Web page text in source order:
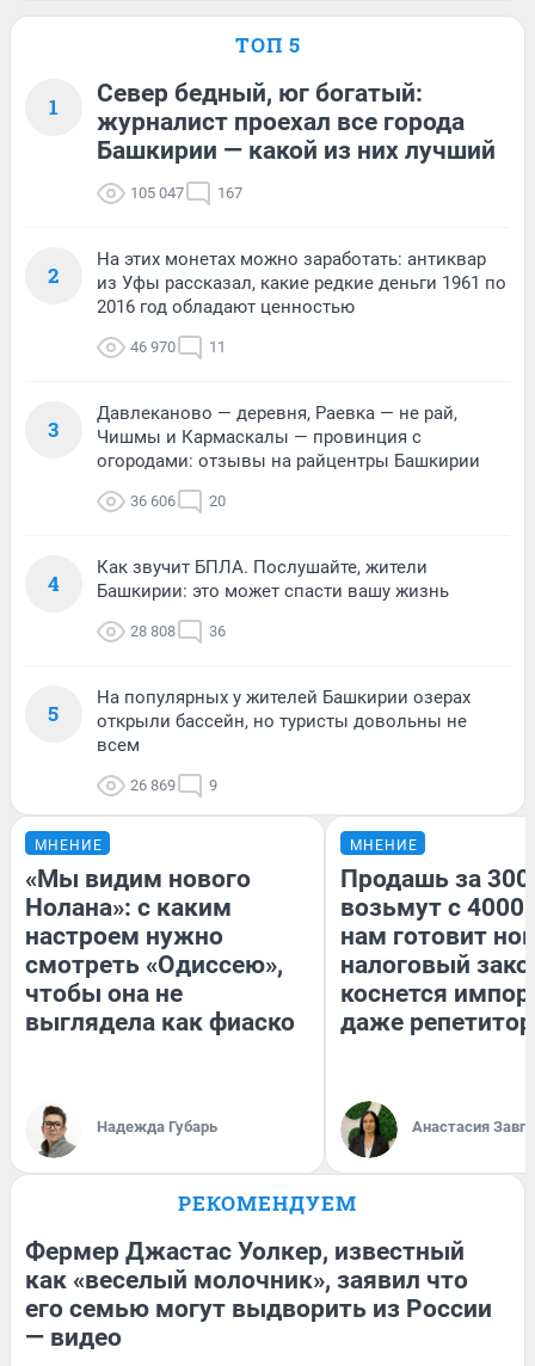
ТОП 5
1
Север бедный, юг богатый:
журналист проехал все города
Башкирии — какой из них лучший
105 047 167
2
На этих монетах можно заработать: антиквар
из Уфы рассказал, какие редкие деньги 1961 по
2016 год обладают ценностью
46 970 11
3
Давлеканово — деревня, Раевка — не рай,
Чишмы и Кармаскалы — провинция с
огородами: отзывы на райцентры Башкирии
36 606 20
4
Как звучит БПЛА. Послушайте, жители
Башкирии: это может спасти вашу жизнь
28 808 36
5
На популярных у жителей Башкирии озерах
открыли бассейн, но туристы довольны не
всем
26 869 9
МНЕНИЕ
«Мы видим нового
Нолана»: с каким
настроем нужно
смотреть «Одиссею»,
чтобы она не
выглядела как фиаско
Надежда Губарь
МНЕНИЕ
Продашь за
возьмут с
нам готовит
налоговый
коснется
даже
Анастасия
РЕКОМЕНДУЕМ
Фермер Джастас Уолкер, известный
как «веселый молочник», заявил что
его семью могут выдворить из России
— видео